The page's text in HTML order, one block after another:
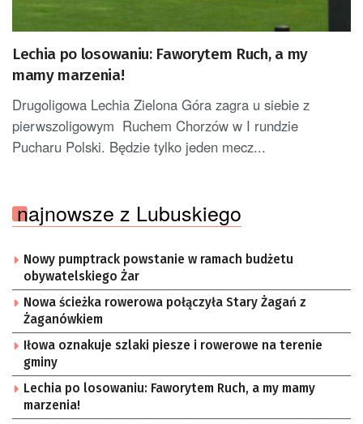
Lechia po losowaniu: Faworytem Ruch, a my
mamy marzenia!
Drugoligowa Lechia Zielona Góra zagra u siebie z
pierwszoligowym Ruchem Chorzów w I rundzie
Pucharu Polski. Będzie tylko jeden mecz...
najnowsze z Lubuskiego
Nowy pumptrack powstanie w ramach budżetu
obywatelskiego Żar
Nowa ścieżka rowerowa połączyła Stary Żagań z
Żaganówkiem
Iłowa oznakuje szlaki piesze i rowerowe na terenie
gminy
Lechia po losowaniu: Faworytem Ruch, a my mamy
marzenia!